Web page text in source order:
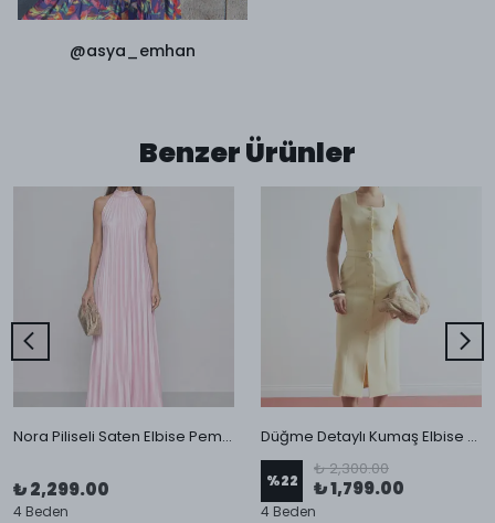
@asya_emhan
Benzer Ürünler
Nora Piliseli Saten Elbise Pembe
₺ 2,299.00
4 Beden
Düğme Detaylı Kumaş Elbise Sarı
%22
₺ 2,300.00
₺ 1,799.00
4 Beden